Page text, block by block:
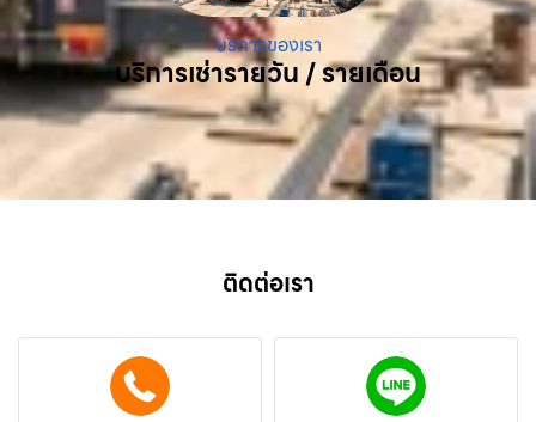
บริการของเรา
บริการเช่ารายวัน / รายเดือน
ติดต่อเรา